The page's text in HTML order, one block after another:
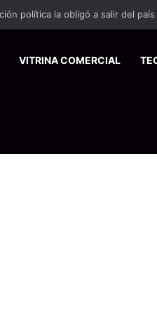
VITRINA COMERCIAL